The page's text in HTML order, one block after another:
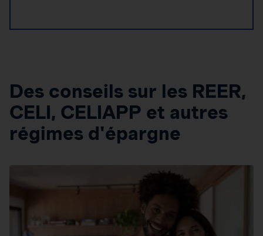
Des conseils sur les REER,
CELI, CELIAPP et autres
régimes d'épargne